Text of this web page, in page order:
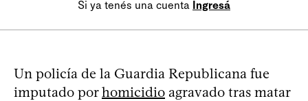
Si ya tenés una cuenta Ingresá
Un policía de la Guardia Republicana fue
imputado porhomicidio agravado tras matar